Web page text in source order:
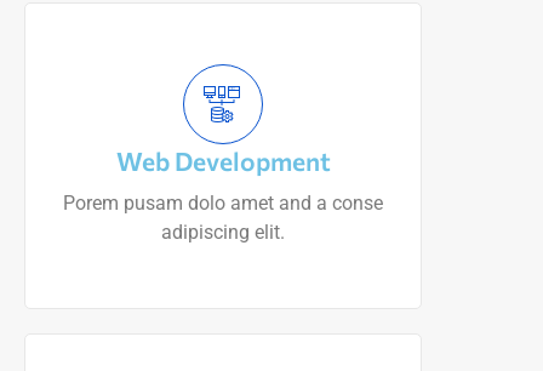
Web Development
Porem pusam dolo amet and a conse
adipiscing elit.